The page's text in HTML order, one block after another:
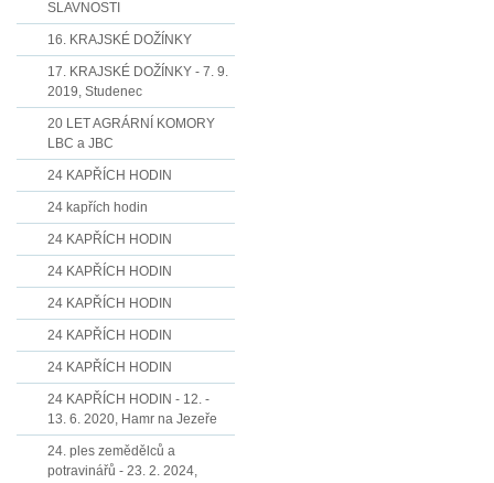
SLAVNOSTI
16. KRAJSKÉ DOŽÍNKY
17. KRAJSKÉ DOŽÍNKY - 7. 9.
2019, Studenec
20 LET AGRÁRNÍ KOMORY
LBC a JBC
24 KAPŘÍCH HODIN
24 kapřích hodin
24 KAPŘÍCH HODIN
24 KAPŘÍCH HODIN
24 KAPŘÍCH HODIN
24 KAPŘÍCH HODIN
24 KAPŘÍCH HODIN
24 KAPŘÍCH HODIN - 12. -
13. 6. 2020, Hamr na Jezeře
24. ples zemědělců a
potravinářů - 23. 2. 2024,